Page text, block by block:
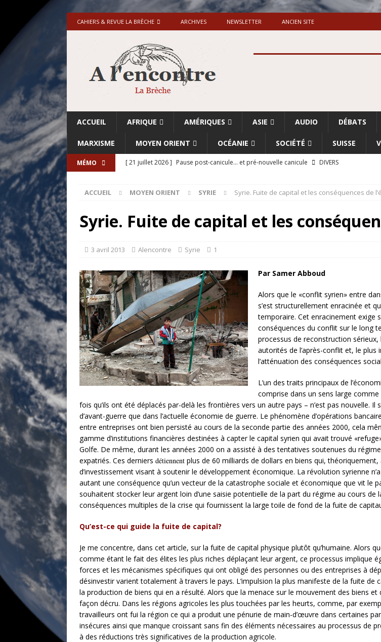
CAHIERS & REVUE LA BRÈCHE ARCHIVES NEWSLETTER ANCIEN SITE
ACCUEIL AFRIQUE AMÉRIQUES ASIE AUDIO DÉBATS
MARXISME MOYEN ORIENT OCÉANIE SOCIÉTÉ SUISSE
MÉMO [ 21 juillet 2026 ] Pause post-canicule… et pré-nouvelle canicule
DIVERS
[ 18 juillet 2026 ] Israël-Palestine. «Accentuation du nettoyage ethnique en Cisjordanie et
avant les élections du 27 octobre»
ISRAËL
«Le discours de Trump sur la “fraude électorale” était une blague de
et une menace»
ETATS-UNIS
[ 14 juin 2020 ] Brésil. Les vies noires comptent: l’urgence de la démilitarisation de la
* LA UNE
ACCUEIL MOYEN ORIENT SYRIE Syrie. Fuite de capital et les conséquences de
Syrie. Fuite de capital et les
3 avril 2013 Alencontre Syrie 1
Par Samer Abboud
Alors que le «conflit syrien» entre
s’est structurellement enracinée et
temporaire. Cet enracinement exige
conséquences du conflit sur le long
processus de reconstruction
autorités de l’après-conflit et, le
l’atténuation des conséquences
L’un des traits principaux de
comprise dans un sens large
fois qu’ils ont été déplacés par-delà les frontières vers un autre pays – n’est pas nouvelle. Il
d’avant-guerre que dans l’actuelle économie de guerre. Le phénomène d’opérations
entre entreprises ont bien persisté au cours de la seconde partie des années 2000, cela
gamme d’institutions financières destinées à capter le capital syrien qui avait trouvé
Golfe. De même, durant les années 2000 on a assisté à des tentatives soutenues du
expatriés. Ces derniers détiennent plus de 60 milliards de dollars en biens qui,
d’investissement visant à soutenir le développement économique. La révolution syrienne
autant une conséquence qu’un vecteur de la catastrophe sociale et économique que vit le
souhaitent stocker leur argent loin d’une saisie potentielle de la part du régime au cours de
conséquences multiples de la crise qui fournissent la large toile de fond de la fuite de
Qu’est-ce qui guide la fuite de capital?
Je me concentre, dans cet article, sur la fuite de capital physique plutôt qu’humaine. Alors
comme étant le fait des élites les plus riches déplaçant leur argent, ce processus implique
forces et les mécanismes spécifiques qui ont obligé des personnes ou des entreprises à
désinvestir varient totalement à travers le pays. L’impulsion la plus manifeste de la fuite de
la production de biens qui en a résulté. Alors que la menace sur le mouvement des biens
façon décru. Dans les régions agricoles les plus touchées par les heurts, comme, par
travailleurs ont fui la région ce qui a produit une pénurie de main-d’œuvre dans certaines
insécures ainsi que manque croissant sans fin des éléments nécessaires au processus de
à des réductions très significatives de la production agricole.